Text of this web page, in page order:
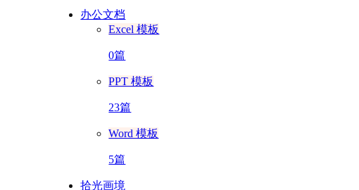
办公文档
Excel 模板
0篇
PPT 模板
23篇
Word 模板
5篇
拾光画境